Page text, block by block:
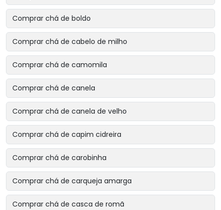
Comprar chá de boldo
Comprar chá de cabelo de milho
Comprar chá de camomila
Comprar chá de canela
Comprar chá de canela de velho
Comprar chá de capim cidreira
Comprar chá de carobinha
Comprar chá de carqueja amarga
Comprar chá de casca de romã